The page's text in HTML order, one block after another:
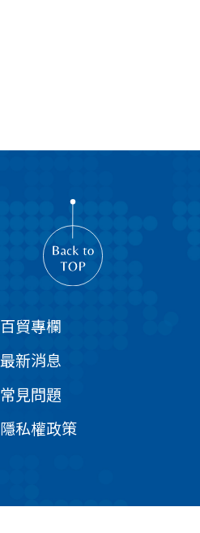
百貿專欄
最新消息
常見問題
隱私權政策